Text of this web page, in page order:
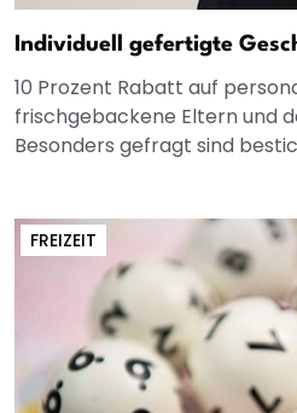
Individuell gefertigte
10 Prozent Rabatt auf
frischgebackene Eltern und
Besonders gefragt sind
FREIZEIT